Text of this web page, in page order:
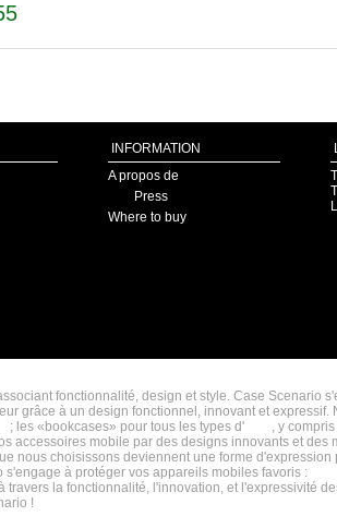
INFORMATION
A propos de
Press
Where to buy
fonctionnalité, design et style. Case Scenario
grâce à un design fonctionnel, innovant et
; les «bookcases» pour tous les types d'
, y
accessoires mobile par des designs innovants et
nous choisissons deviennent une forme
s'engage à protéger vos appareils mobiles favoris :
travers la fonctionnalité, l'innovation, et l'expressivité
!